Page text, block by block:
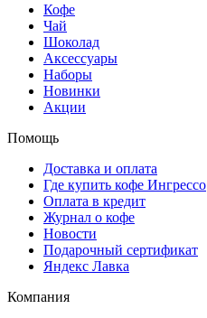
Кофе
Чай
Шоколад
Аксессуары
Наборы
Новинки
Акции
Помощь
Доставка и оплата
Где купить кофе Ингрессо
Оплата в кредит
Журнал о кофе
Новости
Подарочный сертификат
Яндекс Лавка
Компания